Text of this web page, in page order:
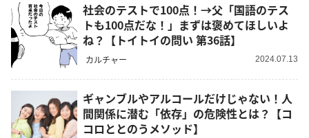
社会のテストで100点！→父「国語のテス
トも100点だな！」まずは褒めてほしいよ
ね？【トイトイの問い 第36話】
カルチャー 2024.07.13
ギャンブルやアルコールだけじゃない！人
間関係に潜む「依存」の危険性とは？【コ
コロととのうメソッド】